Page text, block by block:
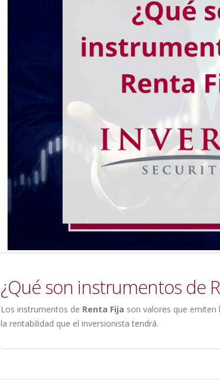
¿Qué son instrumentos de
Los instrumentos de Renta Fija son valores que
la rentabilidad que el inversionista tendrá.